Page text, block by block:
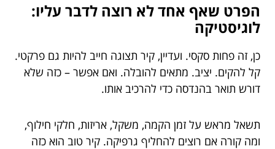
הפרט שאף אחד לא רוצה לדבר עליו:
לוגיסטיקה
כן, זה פחות סקסי. ועדיין, קיר תצוגה חייב להיות גם פרקטי.
קל להקים. יציב. מתאים להובלה. ואם אפשר – כזה שלא
דורש תואר בהנדסה כדי להרכיב אותו.
תשאל מראש על זמן הקמה, משקל, אריזות, חלקי חילוף,
ומה קורה אם רוצים להחליף גרפיקה. קיר טוב הוא כזה